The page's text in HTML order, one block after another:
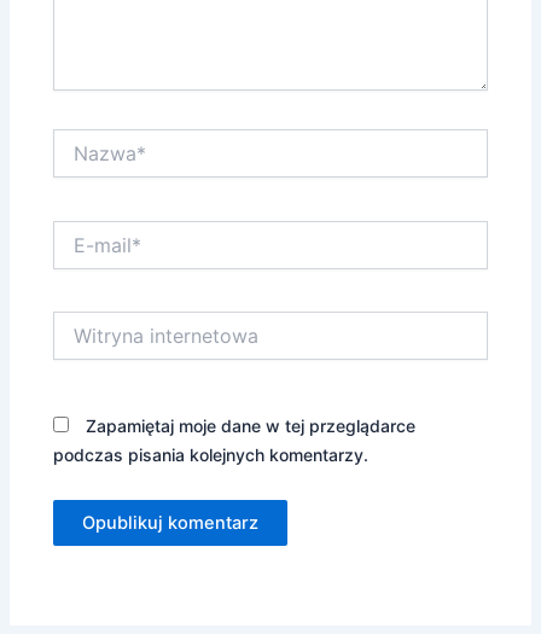
mail*
internetowa
Zapamiętaj moje dane w tej przeglądarce
podczas pisania kolejnych komentarzy.